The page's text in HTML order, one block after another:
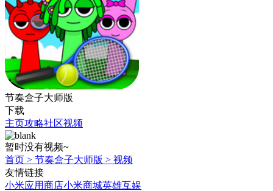
节奏盒子大师版
下载
主页攻略社区视频
暂时没有视频~
首页 > 节奏盒子大师版 > 视频
友情链接
小米应用商店小米商城英雄互娱